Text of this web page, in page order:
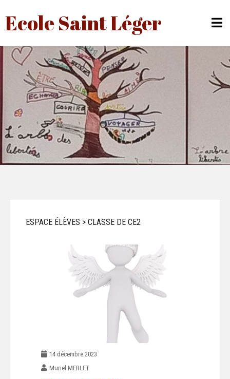
Ecole Saint Léger
ESPACE ÉLÈVES > CLASSE DE CE2
14 décembre 2023
Muriel MERLET